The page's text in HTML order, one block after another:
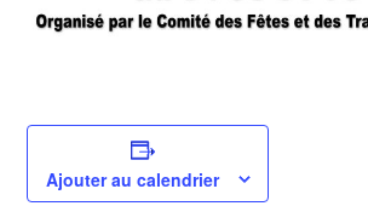
Ajouter au calendrier